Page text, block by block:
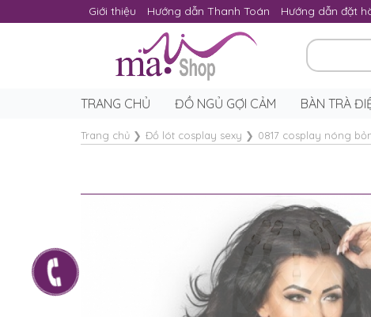
Giới thiệu Hướng dẫn Thanh Toán Hướng dẫn đặt
TRANG CHỦ ĐỒ NGỦ GỢI CẢM BÀN TRÀ
Trang chủ ❯ Đồ lót cosplay sexy ❯ 0817 cosplay nóng